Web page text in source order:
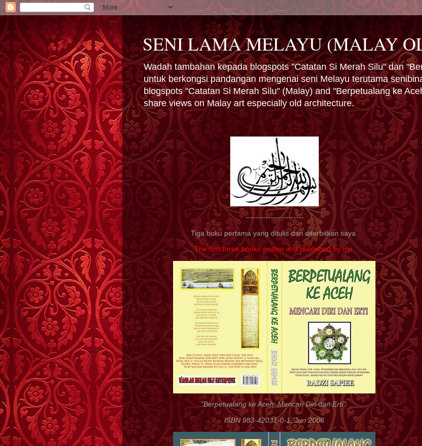
SENI LAMA MELAYU (MALAY
Wadah tambahan kepada blogspots "Catatan Si Merah Silu" dan
untuk berkongsi pandangan mengenai seni Melayu terutama
blogspots "Catatan Si Merah Silu" (Malay) and "Berpetualang ke
share views on Malay art especially old architecture.
-----------------------
Tiga buku pertama yang ditulis dan diterbitkan saya.
The first three books written and published by me.
"Berpetualang ke Aceh: Mencari Diri dan Erti".
ISBN 983-42031-0-1, Jun 2006